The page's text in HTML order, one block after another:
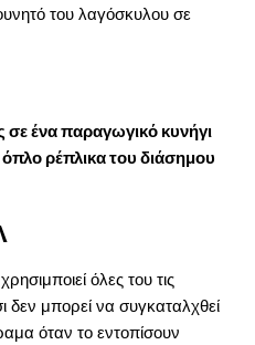
του λαγόσκυλου σε
σε ένα παραγωγικό κυνήγι
ρέπλικα του διάσημου
όλες του τις
δεν μπορεί να συγκαταλχθεί
όταν το εντοπίσουν